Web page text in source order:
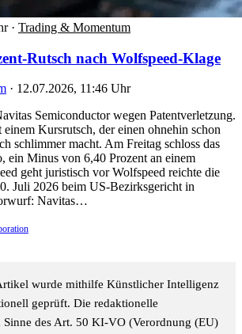
· Trading & Momentum
Rutsch nach Wolfspeed-Klage
· 12.07.2026, 11:46 Uhr
Semiconductor wegen Patentverletzung.
Kursrutsch, der einen ohnehin schon
schlimmer macht. Am Freitag schloss das
ein Minus von 6,40 Prozent an einem
geht juristisch vor Wolfspeed reichte die
Juli 2026 beim US-Bezirksgericht in
Navitas…
wurde mithilfe Künstlicher Intelligenz
geprüft. Die redaktionelle
Sinne des Art. 50 KI-VO (Verordnung (EU)